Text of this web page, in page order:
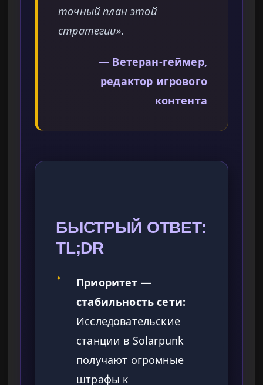
точный план этой
стратегии».
— Ветеран-геймер,
редактор игрового
контента
БЫСТРЫЙ ОТВЕТ:
TL;DR
✦
Приоритет —
стабильность сети:
Исследовательские
станции в Solarpunk
получают огромные
штрафы к